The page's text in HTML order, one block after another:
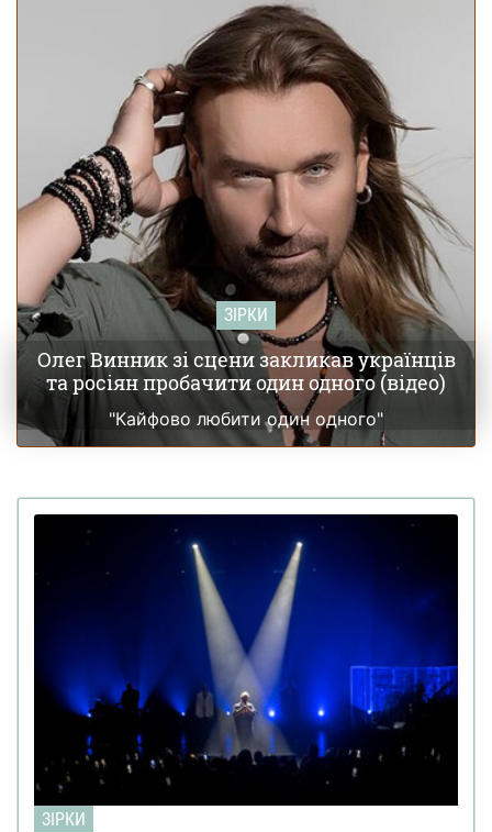
батько дитини поділився своїми першими емоціями
ЗІРКИ
Олег Винник зі сцени закликав українців
та росіян пробачити один одного (відео)
"Кайфово любити один одного"
ЗІРКИ